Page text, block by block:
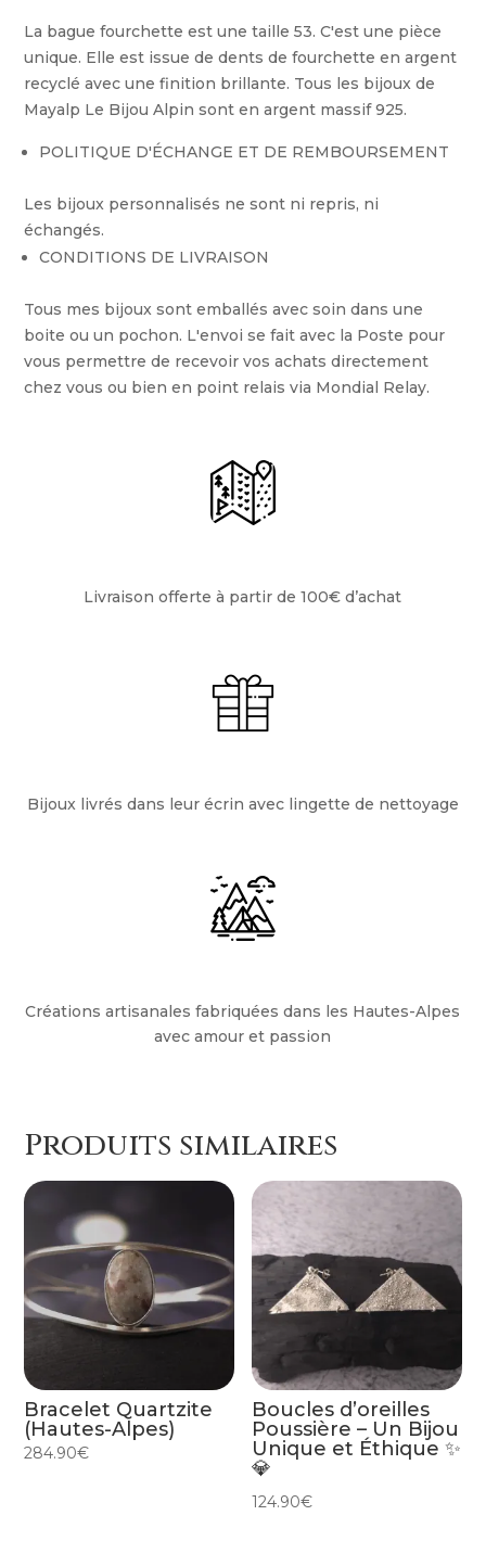
double
Taille
53
La bague fourchette est une taille 53. C'est une pièce
unique. Elle est issue de dents de fourchette en argent
recyclé avec une finition brillante. Tous les bijoux de
Mayalp Le Bijou Alpin sont en argent massif 925.
POLITIQUE D'ÉCHANGE ET DE REMBOURSEMENT
Les bijoux personnalisés ne sont ni repris, ni
échangés.
CONDITIONS DE LIVRAISON
Tous mes bijoux sont emballés avec soin dans une
boite ou un pochon. L'envoi se fait avec la Poste pour
vous permettre de recevoir vos achats directement
chez vous ou bien en point relais via Mondial Relay.
Livraison offerte à partir de 100€ d’achat
Bijoux livrés dans leur écrin avec lingette de nettoyage
Créations artisanales fabriquées dans les Hautes-Alpes
avec amour et passion
Produits similaires
Bracelet Quartzite
(Hautes-Alpes)
284.90€
Boucles d’oreilles
Poussière – Un Bijou
Unique et Éthique ✨
💎
124.90€